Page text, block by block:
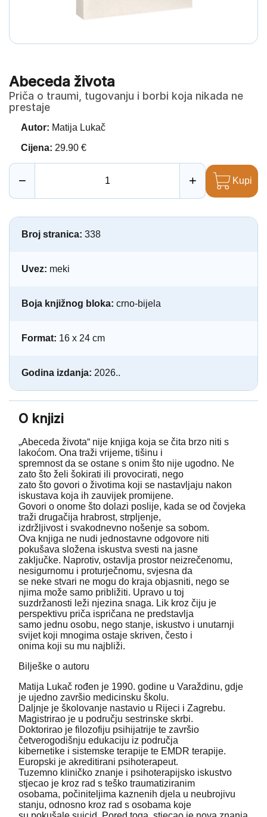
Abeceda života
Priča o traumi, tugovanju i borbi koja nikada ne
prestaje
Autor: Matija Lukač
Cijena: 29.90 €
− + Kupi
Broj stranica: 338
Uvez: meki
Boja knjižnog bloka: crno-bijela
Format: 16 x 24 cm
Godina izdanja: 2026..
O knjizi
„Abeceda života“ nije knjiga koja se čita brzo niti s
lakoćom. Ona traži vrijeme, tišinu i
spremnost da se ostane s onim što nije ugodno. Ne
zato što želi šokirati ili provocirati, nego
zato što govori o životima koji se nastavljaju nakon
iskustava koja ih zauvijek promijene.
Govori o onome što dolazi poslije, kada se od čovjeka
traži drugačija hrabrost, strpljenje,
izdržljivost i svakodnevno nošenje sa sobom.
Ova knjiga ne nudi jednostavne odgovore niti
pokušava složena iskustva svesti na jasne
zaključke. Naprotiv, ostavlja prostor neizrečenomu,
nesigurnomu i proturječnomu, svjesna da
se neke stvari ne mogu do kraja objasniti, nego se
njima može samo približiti. Upravo u toj
suzdržanosti leži njezina snaga. Lik kroz čiju je
perspektivu priča ispričana ne predstavlja
samo jednu osobu, nego stanje, iskustvo i unutarnji
svijet koji mnogima ostaje skriven, često i
onima koji su mu najbliži.
Bilješke o autoru
Matija Lukač rođen je 1990. godine u Varaždinu, gdje
je ujedno završio medicinsku školu.
Daljnje je školovanje nastavio u Rijeci i Zagrebu.
Magistrirao je u području sestrinske skrbi.
Doktorirao je filozofiju psihijatrije te završio
četverogodišnju edukaciju iz područja
kibernetike i sistemske terapije te EMDR terapije.
Europski je akreditirani psihoterapeut.
Tuzemno kliničko znanje i psihoterapijsko iskustvo
stjecao je kroz rad s teško traumatiziranim
osobama, počiniteljima kaznenih djela u neubrojivu
stanju, odnosno kroz rad s osobama koje